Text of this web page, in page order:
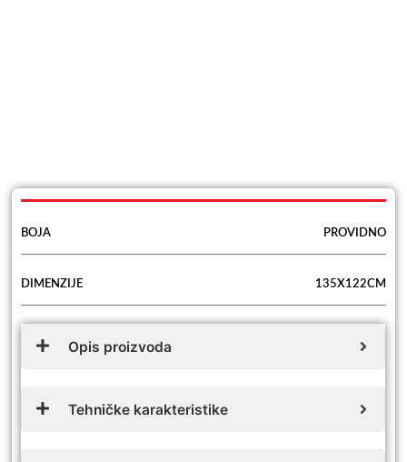
BOJA PROVIDNO
DIMENZIJE 135X122CM
Opis proizvoda
Tehničke karakteristike